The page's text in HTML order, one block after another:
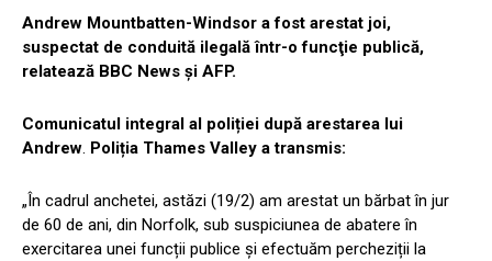
Andrew Mountbatten-Windsor a fost arestat joi,
suspectat de conduită ilegală într-o funcţie publică,
relatează BBC News şi AFP.
Comunicatul integral al poliției după arestarea lui
Andrew. Poliția Thames Valley a transmis:
„În cadrul anchetei, astăzi (19/2) am arestat un bărbat în jur
de 60 de ani, din Norfolk, sub suspiciunea de abatere în
exercitarea unei funcții publice și efectuăm percheziții la